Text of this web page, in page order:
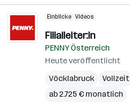
Einblicke Videos
Filialleiter:in
PENNY Österreich
Heute veröffentlicht
Vöcklabruck
Vollzeit
ab 2.725 € monatlich